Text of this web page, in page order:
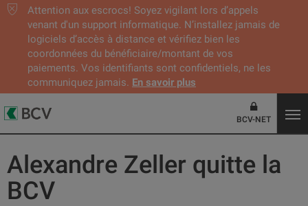
Attention aux escrocs! Soyez vigilant lors d’appels
venant d'un support informatique. N’installez jamais de
logiciels d’accès à distance et vérifiez bien les
coordonnées du bénéficiaire/montant de vos
paiements. Vos identifiants sont confidentiels, ne les
communiquez jamais. En savoir plus
BCV-NET
Alexandre Zeller quitte la
BCV